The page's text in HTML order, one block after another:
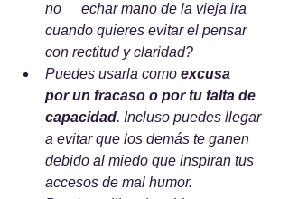
no 	echar mano de la vieja ira
cuando quieres evitar el pensar
con rectitud y claridad?
Puedes usarla como excusa
por un fracaso o por tu falta de
capacidad. Incluso puedes llegar
a evitar que los demás te ganen
debido al miedo que inspiran tus
accesos de mal humor.